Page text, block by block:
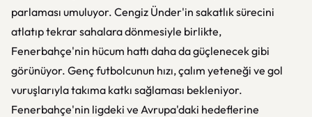
parlaması umuluyor. Cengiz Ünder'in sakatlık sürecini
atlatıp tekrar sahalara dönmesiyle birlikte,
Fenerbahçe'nin hücum hattı daha da güçlenecek gibi
görünüyor. Genç futbolcunun hızı, çalım yeteneği ve gol
vuruşlarıyla takıma katkı sağlaması bekleniyor.
Fenerbahçe'nin ligdeki ve Avrupa'daki hedeflerine